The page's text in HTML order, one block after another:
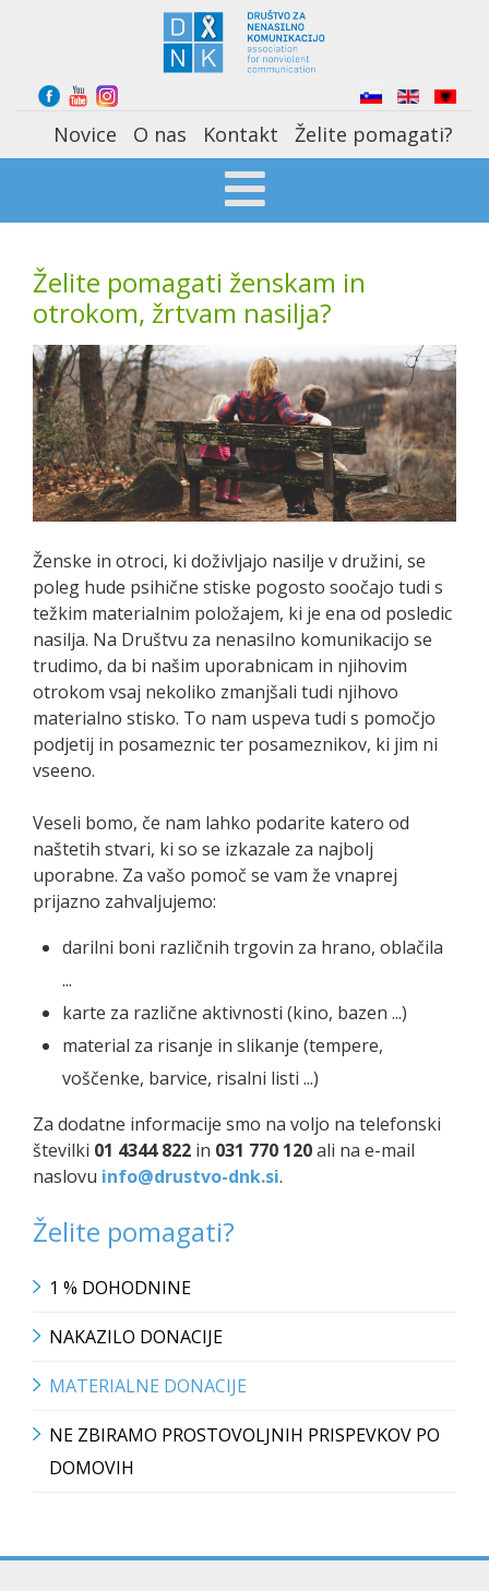
Select your language
Novice O nas Kontakt Želite pomagati?
Želite pomagati ženskam in
otrokom, žrtvam nasilja?
Ženske in otroci, ki doživljajo nasilje v družini, se
poleg hude psihične stiske pogosto soočajo tudi s
težkim materialnim položajem, ki je ena od posledic
nasilja. Na Društvu za nenasilno komunikacijo se
trudimo, da bi našim uporabnicam in njihovim
otrokom vsaj nekoliko zmanjšali tudi njihovo
materialno stisko. To nam uspeva tudi s pomočjo
podjetij in posameznic ter posameznikov, ki jim ni
vseeno.
Veseli bomo, če nam lahko podarite katero od
naštetih stvari, ki so se izkazale za najbolj
uporabne. Za vašo pomoč se vam že vnaprej
prijazno zahvaljujemo:
darilni boni različnih trgovin za hrano, oblačila
...
karte za različne aktivnosti (kino, bazen ...)
material za risanje in slikanje (tempere,
voščenke, barvice, risalni listi ...)
Za dodatne informacije smo na voljo na telefonski
številki 01 4344 822 in 031 770 120ali na e-mail
naslovu info@drustvo-dnk.si.
Želite pomagati?
1 % DOHODNINE
NAKAZILO DONACIJE
MATERIALNE DONACIJE
NE ZBIRAMO PROSTOVOLJNIH PRISPEVKOV PO
DOMOVIH